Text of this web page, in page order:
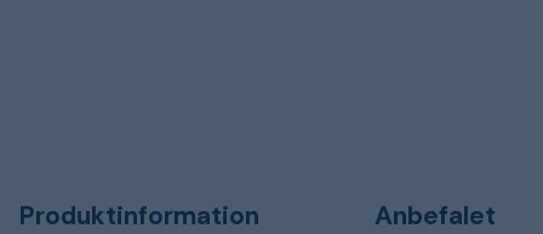
Produktinformation Anbefalet